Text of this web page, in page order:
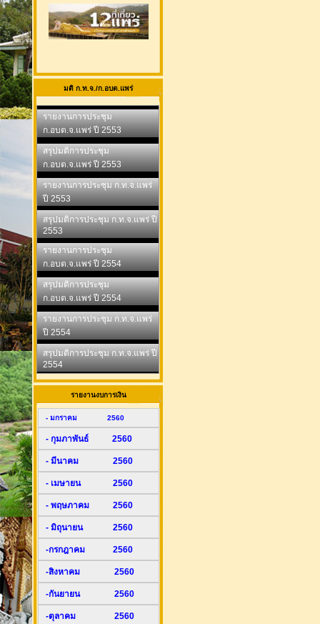
มติ ก.ท.จ./ก.อบต.แพร่
รายงานการประชุม
ก.อบต.จ.แพร่ ปี 2553
สรุปมติการประชุม
ก.อบต.จ.แพร่ ปี 2553
รายงานการประชุม ก.ท.จ.แพร่
ปี 2553
สรุปมติการประชุม ก.ท.จ.แพร่ ปี
2553
รายงานการประชุม
ก.อบต.จ.แพร่ ปี 2554
สรุปมติการประชุม
ก.อบต.จ.แพร่ ปี 2554
รายงานการประชุม ก.ท.จ.แพร่
ปี 2554
สรุปมติการประชุม ก.ท.จ.แพร่ ปี
2554
รายงานงบการเงิน
- มกราคม 2560
- กุมภาพันธ์ 2560
- มีนาคม 2560
- เมษายน 2560
- พฤษภาคม 2560
- มิถุนายน 2560
-กรกฎาคม 2560
-สิงหาคม 2560
-กันยายน 2560
-ตุลาคม 2560